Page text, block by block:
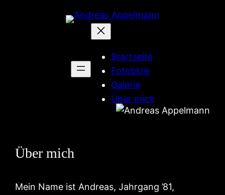
Startseite
Fotoblog
Galerie
Über mich
Über mich
Mein Name ist Andreas, Jahrgang ’81,